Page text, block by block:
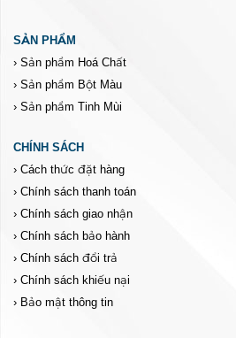
SẢN PHẨM
› Sản phẩm Hoá Chất
› Sản phẩm Bột Màu
› Sản phẩm Tinh Mùi
CHÍNH SÁCH
› Cách thức đặt hàng
› Chính sách thanh toán
› Chính sách giao nhận
› Chính sách bảo hành
› Chính sách đổi trả
› Chính sách khiếu nại
› Bảo mật thông tin